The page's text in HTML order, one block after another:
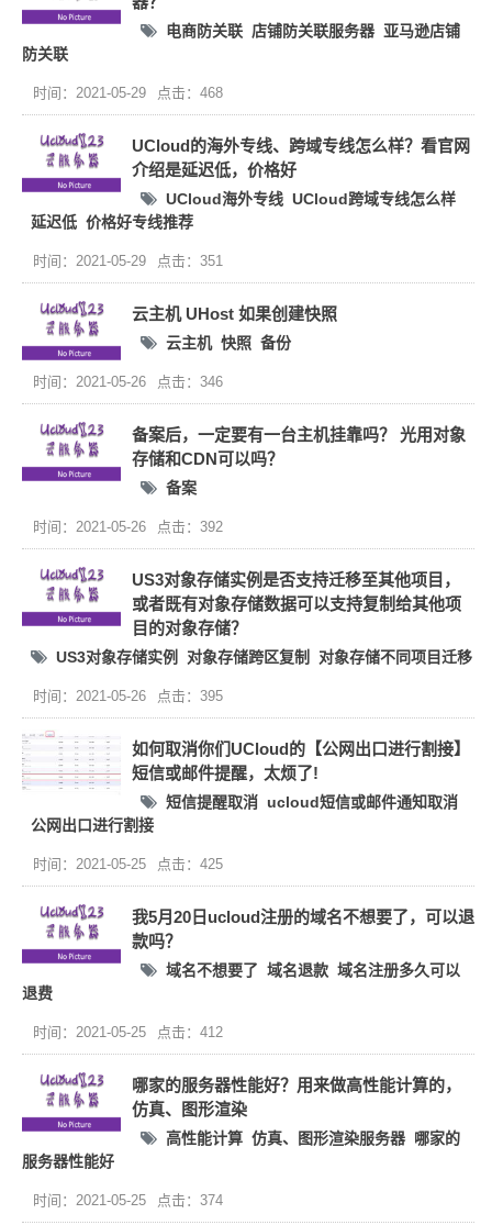
电商防关联 店铺防关联服务器 亚马逊店铺
防关联
时间：2021-05-29 点击：468
UCloud的海外专线、跨域专线怎么样？看官网
介绍是延迟低，价格好
UCloud海外专线 UCloud跨域专线怎么样
延迟低 价格好专线推荐
时间：2021-05-29 点击：351
云主机 UHost 如果创建快照
云主机 快照 备份
时间：2021-05-26 点击：346
备案后，一定要有一台主机挂靠吗？ 光用对象
存储和CDN可以吗？
备案
时间：2021-05-26 点击：392
US3对象存储实例是否支持迁移至其他项目，
或者既有对象存储数据可以支持复制给其他项
目的对象存储？
US3对象存储实例 对象存储跨区复制 对象存储不同项目迁移
时间：2021-05-26 点击：395
如何取消你们UCloud的【公网出口进行割接】
短信或邮件提醒，太烦了!
短信提醒取消 ucloud短信或邮件通知取消
公网出口进行割接
时间：2021-05-25 点击：425
我5月20日ucloud注册的域名不想要了，可以退
款吗？
域名不想要了 域名退款 域名注册多久可以
退费
时间：2021-05-25 点击：412
哪家的服务器性能好？用来做高性能计算的，
仿真、图形渲染
高性能计算 仿真、图形渲染服务器 哪家的
服务器性能好
时间：2021-05-25 点击：374